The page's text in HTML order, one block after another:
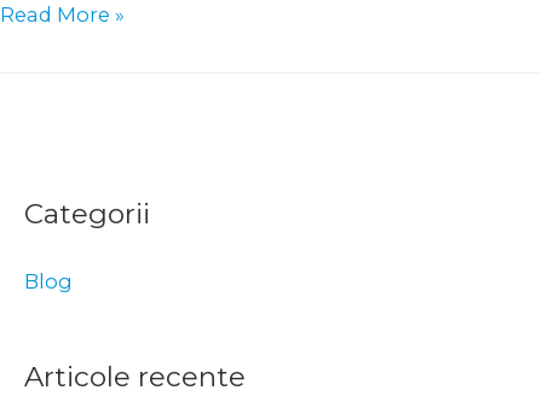
Afisul
idei
afiselor
Read More »
Categorii
Blog
Articole recente